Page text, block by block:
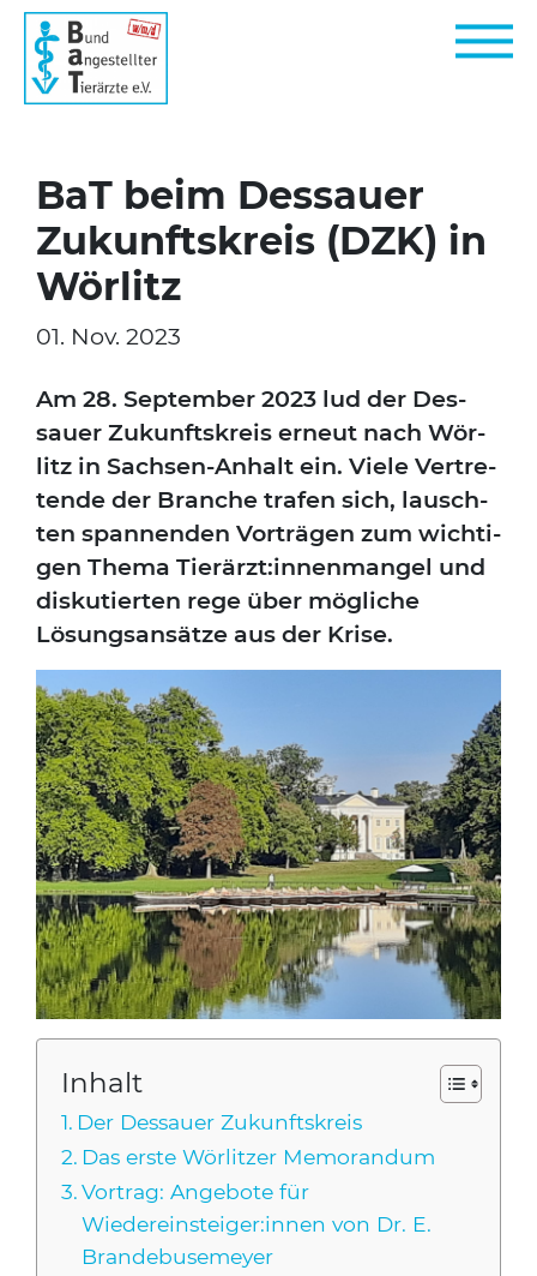
BaT beim Dessauer
Zukunftskreis (DZK) in
Wörlitz
01. Nov. 2023
Am 28. Sep­tem­ber 2023 lud der Des­
sau­er Zukunfts­kreis erneut nach Wör­
litz in Sach­sen-Anhalt ein. Vie­le Ver­tre­
ten­de der Bran­che tra­fen sich, lausch­
ten span­nen­den Vor­trä­gen zum wich­ti­
gen The­ma Tierärzt:innenmangel und
dis­ku­tier­ten rege über mög­li­che
Lösungs­an­sät­ze aus der Kri­se.
Inhalt
Der Des­sau­er Zukunfts­kreis
Das ers­te Wör­lit­zer Memo­ran­dum
Vor­trag: Ange­bo­te für
Wiedereinsteiger:innen von Dr. E.
Bran­de­bu­se­mey­er